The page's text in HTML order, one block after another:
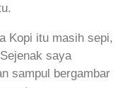
Kopi itu masih sepi,
saya
sampul bergambar